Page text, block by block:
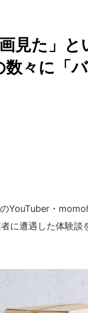
見た」
々に「
YouTuber・
に遭遇した体験談